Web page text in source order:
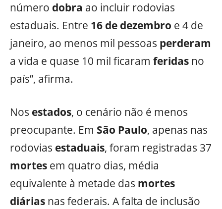
número dobra ao incluir rodovias
estaduais. Entre 16 de dezembro e 4 de
janeiro, ao menos mil pessoas perderam
a vida e quase 10 mil ficaram feridas no
país”, afirma.
Nos estados, o cenário não é menos
preocupante. Em São Paulo, apenas nas
rodovias estaduais, foram registradas 37
mortes em quatro dias, média
equivalente à metade das mortes
diárias nas federais. A falta de inclusão